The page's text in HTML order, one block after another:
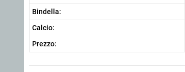
Bindella:
Calcio:
Prezzo: